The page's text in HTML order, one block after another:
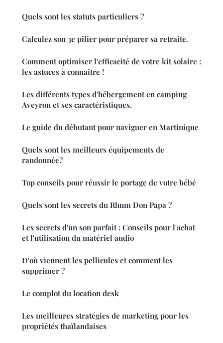
Quels sont les statuts particuliers ?
Calculez son 3e pilier pour préparer sa retraite.
Comment optimiser l'efficacité de votre kit solaire :
les astuces à connaître !
Les différents types d'hébergement en camping
Aveyron et ses caractéristiques.
Le guide du débutant pour naviguer en Martinique
Quels sont les meilleurs équipements de
randonnée?
Top conseils pour réussir le portage de votre bébé
Quels sont les secrets du Rhum Don Papa ?
Les secrets d'un son parfait : Conseils pour l'achat
et l'utilisation du matériel audio
D'où viennent les pellicules et comment les
supprimer ?
Le complot du location desk
Les meilleures stratégies de marketing pour les
propriétés thaïlandaises